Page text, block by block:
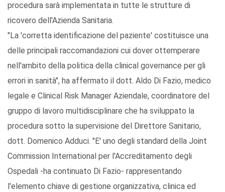
procedura sarà implementata in tutte le strutture di
ricovero dell'Azienda Sanitaria.
"La 'corretta identificazione del paziente' costituisce una
delle principali raccomandazioni cui dover ottemperare
nell'ambito della politica della clinical governance per gli
errori in sanità", ha affermato il dott. Aldo Di Fazio, medico
legale e Clinical Risk Manager Aziendale, coordinatore del
gruppo di lavoro multidisciplinare che ha sviluppato la
procedura sotto la supervisione del Direttore Sanitario,
dott. Domenico Adduci. "E' uno degli standard della Joint
Commission International per l'Accreditamento degli
Ospedali -ha continuato Di Fazio- rappresentando
l'elemento chiave di gestione organizzativa, clinica ed